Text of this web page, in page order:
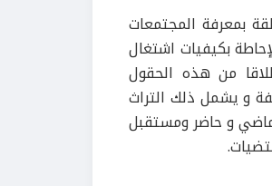
بمعرفة المجتمعات
بكيفيات اشتغال
من هذه الحقول
و يشمل ذلك التراث
ماضي و حاضر ومستقبل